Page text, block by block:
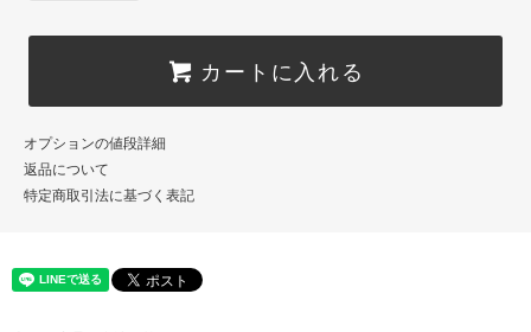
カートに入れる
オプションの値段詳細
返品について
特定商取引法に基づく表記